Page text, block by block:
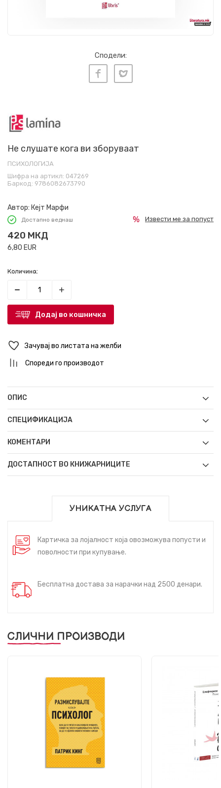
Сподели:
Не слушате кога ви зборуваат
ПСИХОЛОГИЈА
Шифра на артикл: 047269
Баркод: 9786082673790
Автор: Кејт Марфи
Достапно веднаш
420 МКД
6,80 EUR
Извести ме за попуст
Количина:
Додај во кошничка
Зачувај во листата на желби
Спореди го производот
ОПИС
СПЕЦИФИКАЦИЈА
КОМЕНТАРИ
ДОСТАПНОСТ ВО КНИЖАРНИЦИТЕ
УНИКАТНА УСЛУГА
Картичка за лојалност која овозможува попусти и
поволности при купување.
Бесплатна достава за нарачки над 2500 денари.
СЛИЧНИ ПРОИЗВОДИ